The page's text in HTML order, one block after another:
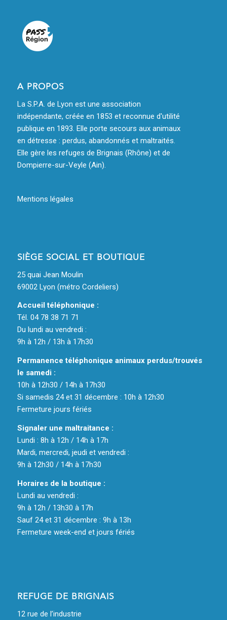
A PROPOS
La S.P.A. de Lyon est une association
indépendante, créée en 1853 et reconnue d'utilité
publique en 1893. Elle porte secours aux animaux
en détresse : perdus, abandonnés et maltraités.
Elle gère les refuges de Brignais (Rhône) et de
Dompierre-sur-Veyle (Ain).
Mentions légales
SIÈGE SOCIAL ET BOUTIQUE
25 quai Jean Moulin
69002 Lyon (métro Cordeliers)
Accueil téléphonique :
Tél. 04 78 38 71 71
Du lundi au vendredi :
9h à 12h / 13h à 17h30
Permanence téléphonique animaux perdus/trouvés
le samedi :
10h à 12h30 / 14h à 17h30
Si samedis 24 et 31 décembre : 10h à 12h30
Fermeture jours fériés
Signaler une maltraitance :
Lundi : 8h à 12h / 14h à 17h
Mardi, mercredi, jeudi et vendredi :
9h à 12h30 / 14h à 17h30
Horaires de la boutique :
Lundi au vendredi :
9h à 12h / 13h30 à 17h
Sauf 24 et 31 décembre : 9h à 13h
Fermeture week-end et jours fériés
REFUGE DE BRIGNAIS
12 rue de l’industrie